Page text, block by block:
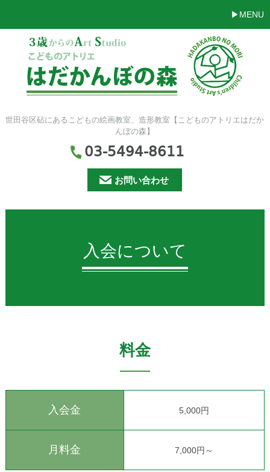
MENU
世田谷区砧にあるこどもの絵画教室、造形教室【こどものアトリエはだか
んぼの森】
03-5494-8611
お問い合わせ
入会について
料金
入会金 5,000円
月料金 7,000円～